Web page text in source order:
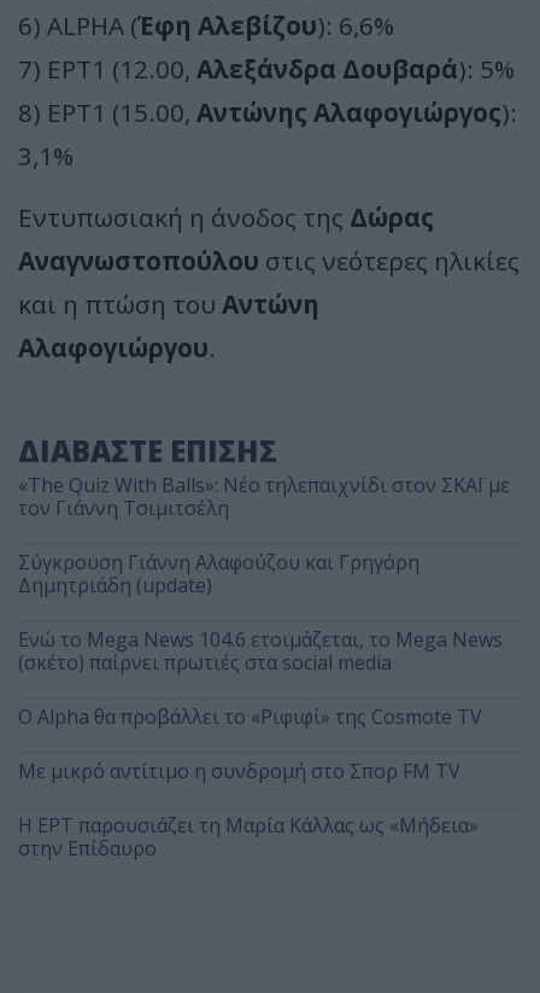
6) ALPHA (Έφη Αλεβίζου): 6,6%
7) ΕΡΤ1 (12.00, Αλεξάνδρα Δουβαρά): 5%
8) ΕΡΤ1 (15.00, Αντώνης Αλαφογιώργος):
3,1%
Εντυπωσιακή η άνοδος της Δώρας
Αναγνωστοπούλου στις νεότερες ηλικίες
και η πτώση του Αντώνη
Αλαφογιώργου.
ΔΙΑΒΑΣΤΕ ΕΠΙΣΗΣ
«The Quiz With Balls»: Νέο τηλεπαιχνίδι στον ΣΚΑΪ με
τον Γιάννη Τσιμιτσέλη
Σύγκρουση Γιάννη Αλαφούζου και Γρηγόρη
Δημητριάδη (update)
Ενώ το Mega News 104.6 ετοιμάζεται, το Mega News
(σκέτο) παίρνει πρωτιές στα social media
Ο Alpha θα προβάλλει το «Ριφιφί» της Cosmote TV
Με μικρό αντίτιμο η συνδρομή στο Σπορ FM TV
Η ΕΡΤ παρουσιάζει τη Μαρία Κάλλας ως «Μήδεια»
στην Επίδαυρο